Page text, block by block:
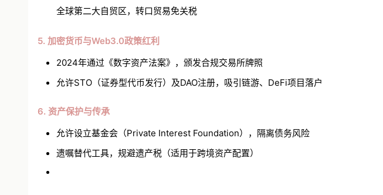
全球第二大自贸区，转口贸易免关税
5. 加密货币与Web3.0政策红利
2024年通过《数字资产法案》，颁发合规交易所牌照
允许STO（证券型代币发行）及DAO注册，吸引链游、DeFi项目落户
6. 资产保护与传承
允许设立基金会（Private Interest Foundation），隔离债务风险
遗嘱替代工具，规避遗产税（适用于跨境资产配置）